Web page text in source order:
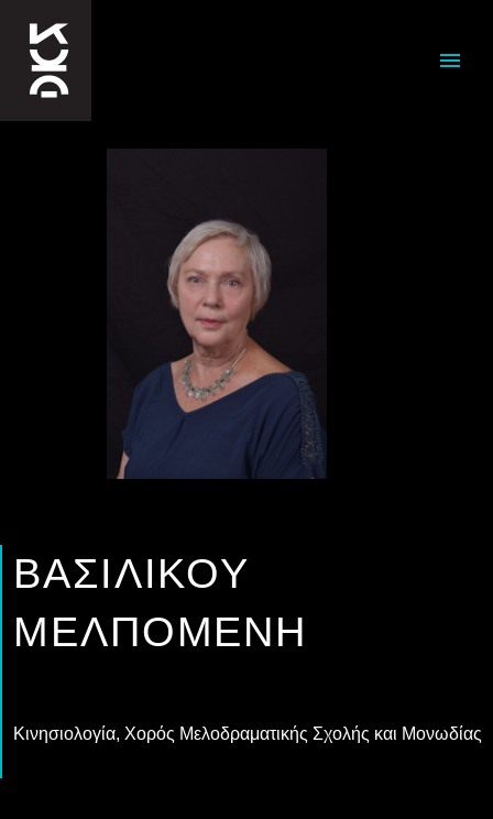
ΒΑΣΙΛΙΚΟΎ
ΜΕΛΠΟΜΈΝΗ
Κινησιολογία, Χορός Μελοδραματικής Σχολής και Μονωδίας